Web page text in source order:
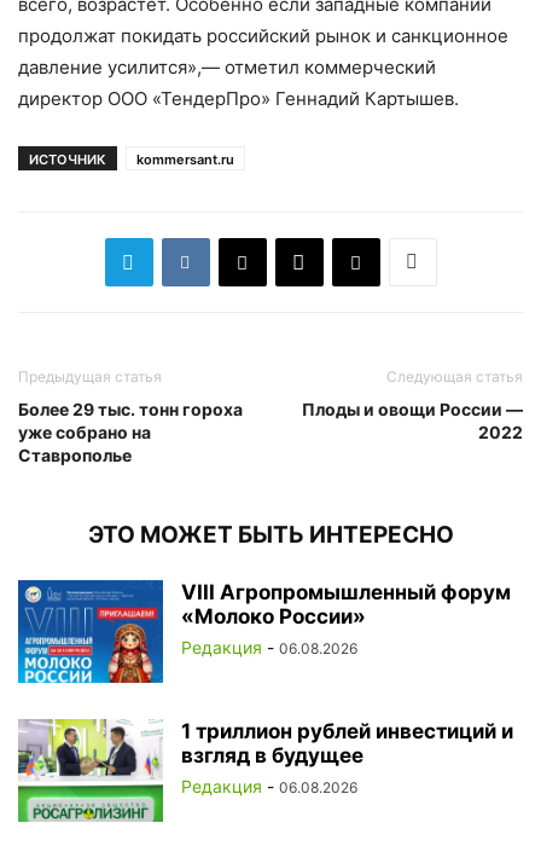
продолжат покидать российский рынок и санкционное
давление усилится»,— отметил коммерческий
директор ООО «ТендерПро» Геннадий Картышев.
ИСТОЧНИК kommersant.ru
Предыдущая статья
Более 29 тыс. тонн гороха
уже собрано на
Ставрополье
Следующая статья
Плоды и овощи России —
2022
ЭТО МОЖЕТ БЫТЬ ИНТЕРЕСНО
VIII Агропромышленный форум
«Молоко России»
Редакция - 06.08.2026
1 триллион рублей инвестиций и
взгляд в будущее
Редакция - 06.08.2026